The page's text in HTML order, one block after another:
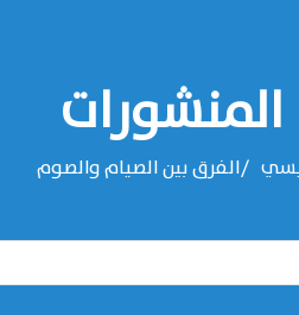
المنشورات
الفرق بين الصيام والصوم